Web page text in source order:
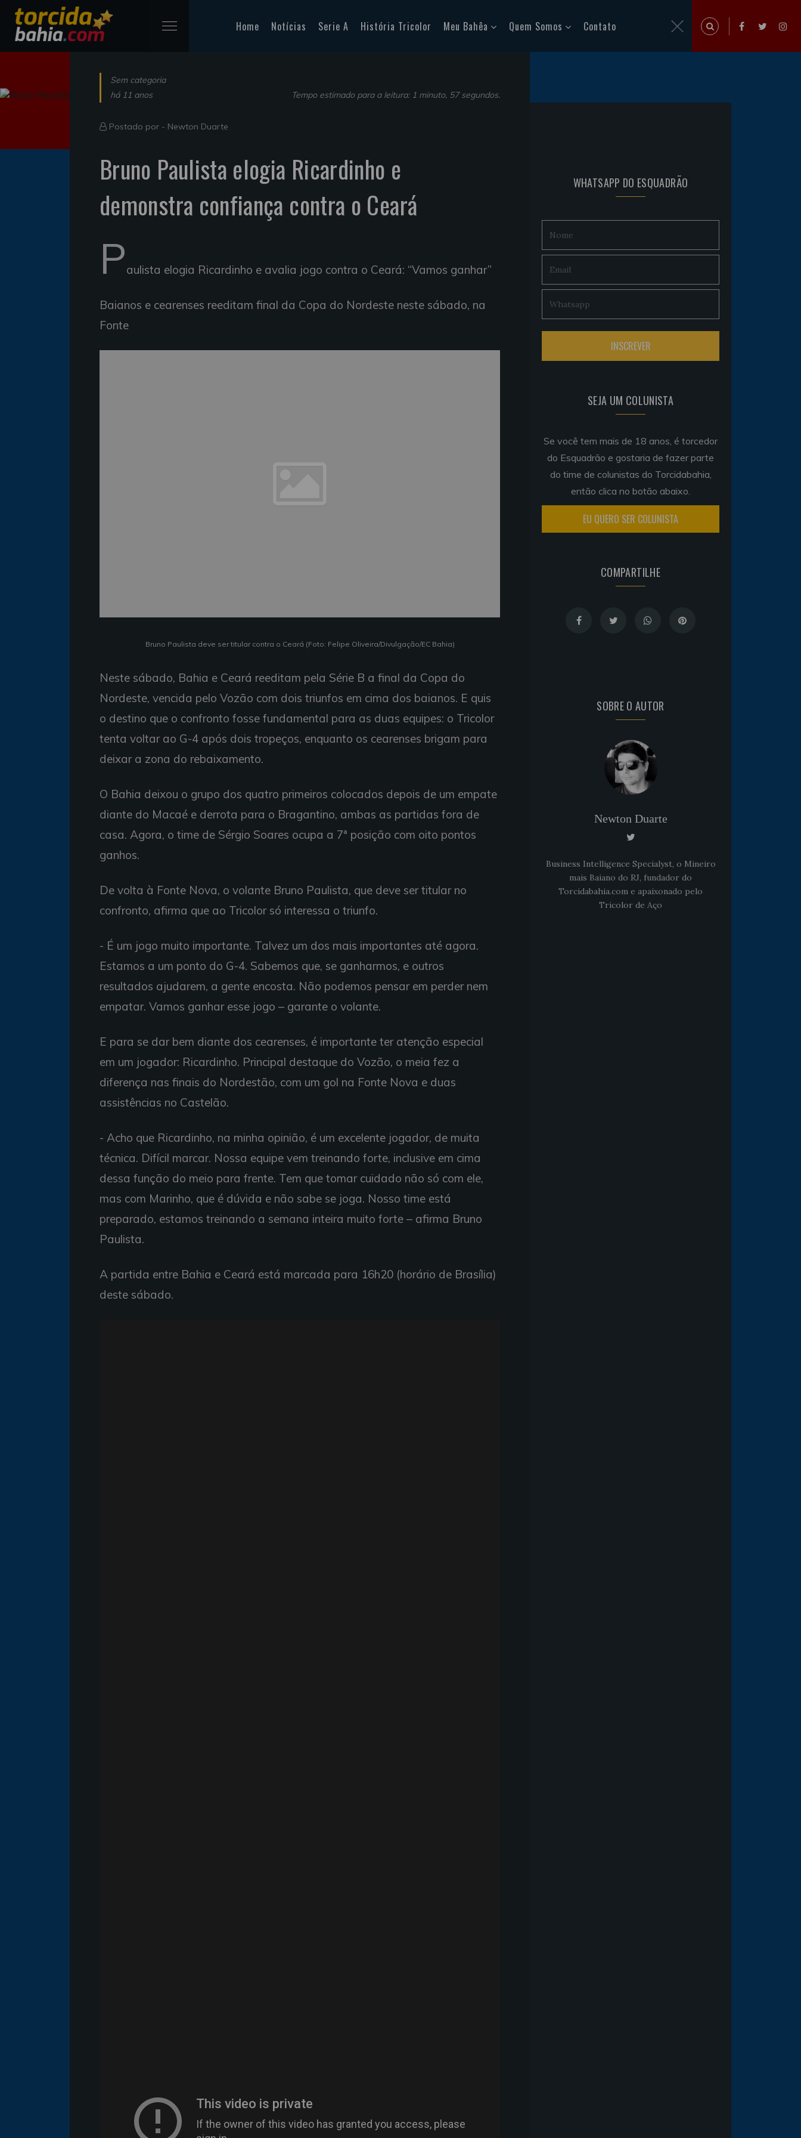
Home Notícias Serie A História Tricolor Meu Bahêa Quem Somos Contato
Sem categoria
há 11 anos
Tempo estimado para a leitura: 1 minuto, 57 segundos.
Postado por - Newton Duarte
Bruno Paulista elogia Ricardinho e
demonstra confiança contra o Ceará
Paulista elogia Ricardinho e avalia jogo contra o Ceará: “Vamos ganhar”
Baianos e cearenses reeditam final da Copa do Nordeste neste sábado, na
Fonte
Bruno Paulista deve ser titular contra o Ceará (Foto: Felipe Oliveira/Divulgação/EC Bahia)
Neste sábado, Bahia e Ceará reeditam pela Série B a final da Copa do
Nordeste, vencida pelo Vozão com dois triunfos em cima dos baianos. E quis
o destino que o confronto fosse fundamental para as duas equipes: o Tricolor
tenta voltar ao G-4 após dois tropeços, enquanto os cearenses brigam para
deixar a zona do rebaixamento.
O Bahia deixou o grupo dos quatro primeiros colocados depois de um empate
diante do Macaé e derrota para o Bragantino, ambas as partidas fora de
casa. Agora, o time de Sérgio Soares ocupa a 7ª posição com oito pontos
ganhos.
De volta à Fonte Nova, o volante Bruno Paulista, que deve ser titular no
confronto, afirma que ao Tricolor só interessa o triunfo.
- É um jogo muito importante. Talvez um dos mais importantes até agora.
Estamos a um ponto do G-4. Sabemos que, se ganharmos, e outros
resultados ajudarem, a gente encosta. Não podemos pensar em perder nem
empatar. Vamos ganhar esse jogo – garante o volante.
E para se dar bem diante dos cearenses, é importante ter atenção especial
em um jogador: Ricardinho. Principal destaque do Vozão, o meia fez a
diferença nas finais do Nordestão, com um gol na Fonte Nova e duas
assistências no Castelão.
- Acho que Ricardinho, na minha opinião, é um excelente jogador, de muita
técnica. Difícil marcar. Nossa equipe vem treinando forte, inclusive em cima
dessa função do meio para frente. Tem que tomar cuidado não só com ele,
mas com Marinho, que é dúvida e não sabe se joga. Nosso time está
preparado, estamos treinando a semana inteira muito forte – afirma Bruno
Paulista.
A partida entre Bahia e Ceará está marcada para 16h20 (horário de Brasília)
deste sábado.
WHATSAPP DO ESQUADRÃO
SEJA UM COLUNISTA
Se você tem mais de 18 anos, é torcedor
do Esquadrão e gostaria de fazer parte
do time de colunistas do Torcidabahia,
então clica no botão abaixo.
EU QUERO SER COLUNISTA
COMPARTILHE
SOBRE O AUTOR
Newton Duarte
Business Intelligence Specialyst, o Mineiro
mais Baiano do RJ, fundador do
Torcidabahia.com e apaixonado pelo
Tricolor de Aço